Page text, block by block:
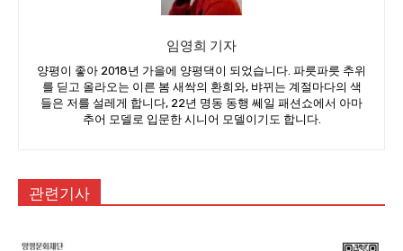
임영희 기자
양평이 좋아 2018년 가을에 양평댁이 되었습니다. 파릇파릇 추위
를 딛고 올라오는 이른 봄 새싹의 환희와, 뱌뀌는 계절마다의 색
들은 저를 설레게 합니다, 22년 명동 동행 쎄일 패션쇼에서 아마
추어 모델로 입문한 시니어 모델이기도 합니다.
관련기사